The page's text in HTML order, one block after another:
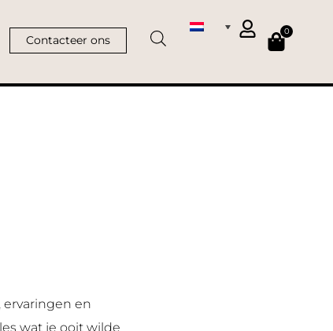
Contacteer ons
0
en
wat je ooit wilde